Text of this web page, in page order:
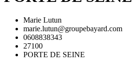
Marie Lutun
marie.lutun@groupebayard.com
0608838343
27100
PORTE DE SEINE